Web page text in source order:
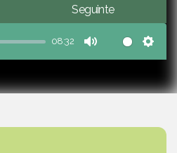
Seguinte
08:32
Mute